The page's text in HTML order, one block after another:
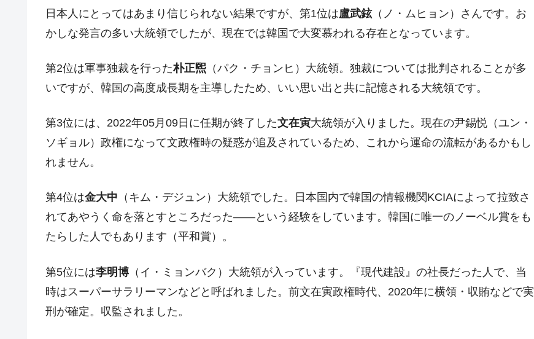
する差別。許してはおかぬ
『Money1』 韓国ボンクラ政策室長･金容範、株価暴落に他人事のような発言。
『Money1』 韓国･加徳島新国際空港「またも暗礁」の危機 ⇒ 10.7兆では損が出るからできない。
『Money1』 IT産業は人を雇用する効果は低い。全産業の半分未満しか雇用を生まない
『Money1』
『Money1』 韓国化学企業最大手『ロッテケミカル』純借入金が約8兆。信用格付け「ネガティブ」にダウン
『Money1』 韓国株式市場･暗黒の火曜日。サーキットブレイカーも発動！ 半導体2銘柄の暴落
Fact1 日本の誇る海洋資源調査船『白嶺』は先進技術の塊！
Fact1 夏の甲子園、優勝校を最も多く輩出している都道府県とは？
Fact1 今話題の「楽天ライオンズ」とは？
日本人にとってはあまり信じられない結果ですが、第1位は盧武鉉（ノ・ムヒョン）さんです。お
かしな発言の多い大統領でしたが、現在では韓国で大変慕われる存在となっています。
第2位は軍事独裁を行った朴正煕 （パク・チョンヒ）大統領。独裁については批判されることが多
いですが、韓国の高度成長期を主導したため、いい思い出と共に記憶される大統領です。
第3位には、2022年05月09日に任期が終了した文在寅大統領が入りました。現在の尹錫悦（ユン・
ソギョル）政権になって文政権時の疑惑が追及されているため、これから運命の流転があるかもし
れません。
第4位は金大中 （キム・デジュン）大統領でした。日本国内で韓国の情報機関KCIAによって拉致さ
れてあやうく命を落とすところだった――という経験をしています。韓国に唯一のノーベル賞をも
たらした人でもあります（平和賞）。
第5位には李明博 （イ・ミョンバク）大統領が入っています。『現代建設』の社長だった人で、当
時はスーパーサラリーマンなどと呼ばれました。前文在寅政権時代、2020年に横領・収賄などで実
刑が確定。収監されました。